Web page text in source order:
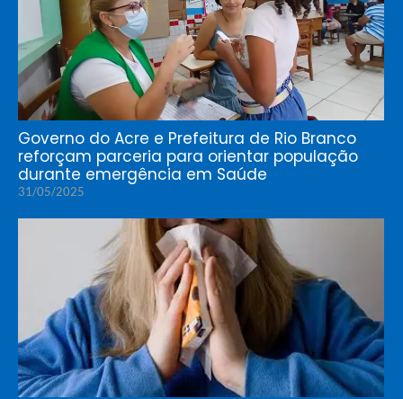
Governo do Acre e Prefeitura de Rio Branco
reforçam parceria para orientar população
durante emergência em Saúde
31/05/2025